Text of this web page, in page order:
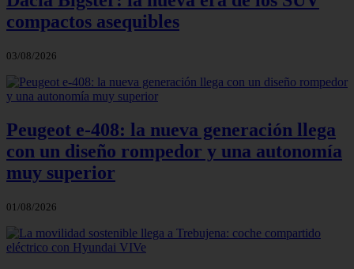
compactos asequibles
03/08/2026
Peugeot e-408: la nueva generación llega
con un diseño rompedor y una autonomía
muy superior
01/08/2026